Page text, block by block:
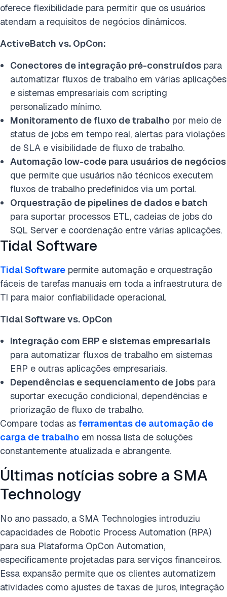
oferece flexibilidade para permitir que os usuários
atendam a requisitos de negócios dinâmicos.
ActiveBatch vs. OpCon:
Conectores de integração pré-construídos para
automatizar fluxos de trabalho em várias aplicações
e sistemas empresariais com scripting
personalizado mínimo.
Monitoramento de fluxo de trabalho por meio de
status de jobs em tempo real, alertas para violações
de SLA e visibilidade de fluxo de trabalho.
Automação low-code para usuários de negócios
que permite que usuários não técnicos executem
fluxos de trabalho predefinidos via um portal.
Orquestração de pipelines de dados e batch
para suportar processos ETL, cadeias de jobs do
SQL Server e coordenação entre várias aplicações.
Tidal Software
Tidal Software permite automação e orquestração
fáceis de tarefas manuais em toda a infraestrutura de
TI para maior confiabilidade operacional.
Tidal Software vs. OpCon
Integração com ERP e sistemas empresariais
para automatizar fluxos de trabalho em sistemas
ERP e outras aplicações empresariais.
Dependências e sequenciamento de jobs para
suportar execução condicional, dependências e
priorização de fluxo de trabalho.
Compare todas as ferramentas de automação de
carga de trabalho em nossa lista de soluções
constantemente atualizada e abrangente.
Últimas notícias sobre a SMA
Technology
No ano passado, a SMA Technologies introduziu
capacidades de Robotic Process Automation (RPA)
para sua Plataforma OpCon Automation,
especificamente projetadas para serviços financeiros.
Essa expansão permite que os clientes automatizem
atividades como ajustes de taxas de juros, integração